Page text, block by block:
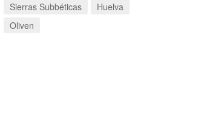
Sierras Subbéticas
Huelva
Oliven